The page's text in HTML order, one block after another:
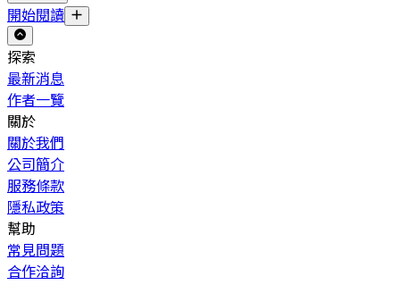
開始閱讀
探索
最新消息
作者一覽
關於
關於我們
公司簡介
服務條款
隱私政策
幫助
常見問題
合作洽詢